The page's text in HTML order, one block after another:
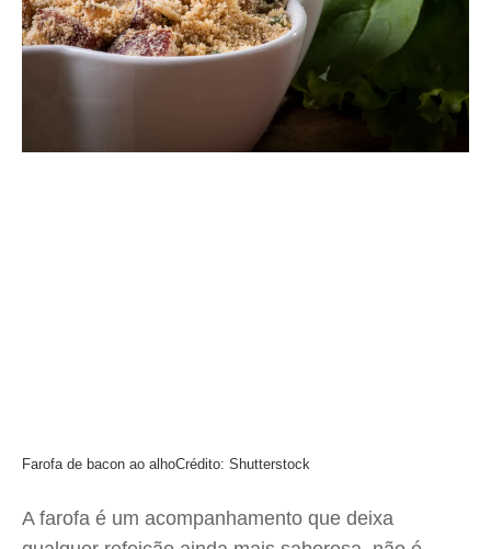
Farofa de bacon ao alhoCrédito: Shutterstock
A farofa é um acompanhamento que deixa